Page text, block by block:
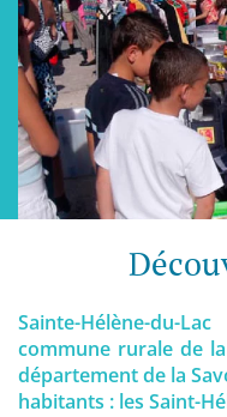
Sainte-Hélène-du-
commune rurale de
département de la
habitants : les Saint-